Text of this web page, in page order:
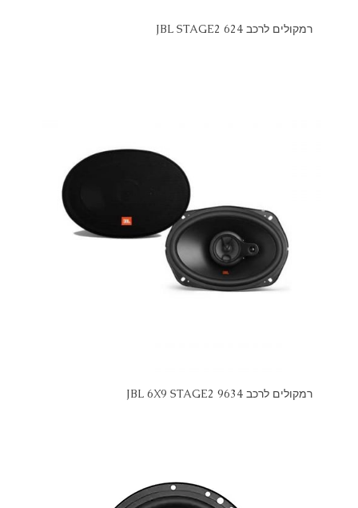
רמקולים לרכב JBL STAGE2 624
רמקולים לרכב JBL 6X9 STAGE2 9634